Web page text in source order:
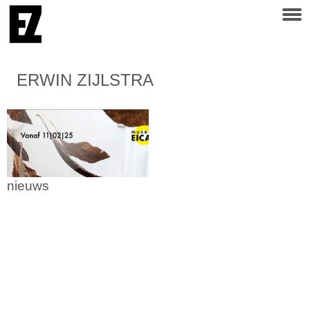
ERWIN ZIJLSTRA
nieuws